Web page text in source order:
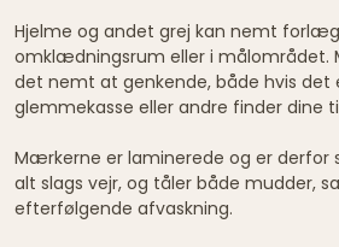
Hjelme og andet grej kan nemt
omklædningsrum eller i målområdet.
det nemt at genkende, både hvis det
glemmekasse eller andre finder dine
Mærkerne er laminerede og er derfor
alt slags vejr, og tåler både mudder,
efterfølgende afvaskning.